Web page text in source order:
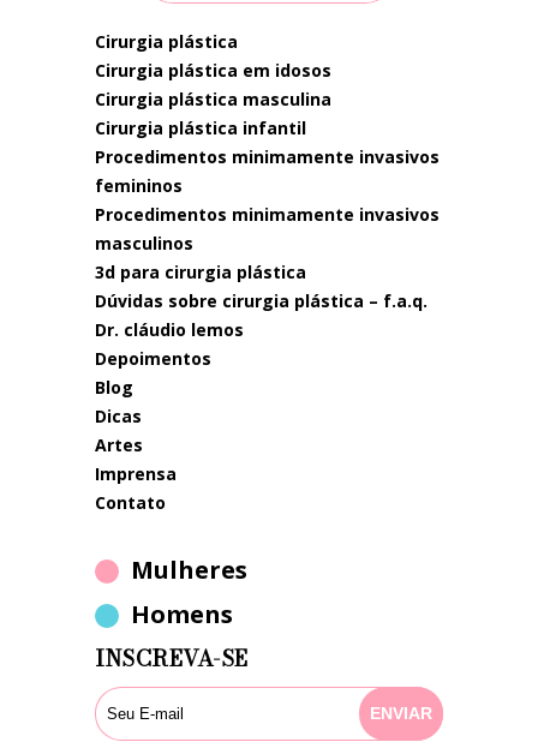
cirurgia plástica
cirurgia plástica em idosos
cirurgia plástica masculina
cirurgia plástica infantil
procedimentos minimamente invasivos
femininos
procedimentos minimamente invasivos
masculinos
3d para cirurgia plástica
dúvidas sobre cirurgia plástica – f.a.q.
dr. cláudio lemos
depoimentos
blog
dicas
artes
imprensa
contato
Mulheres
Homens
INSCREVA-SE